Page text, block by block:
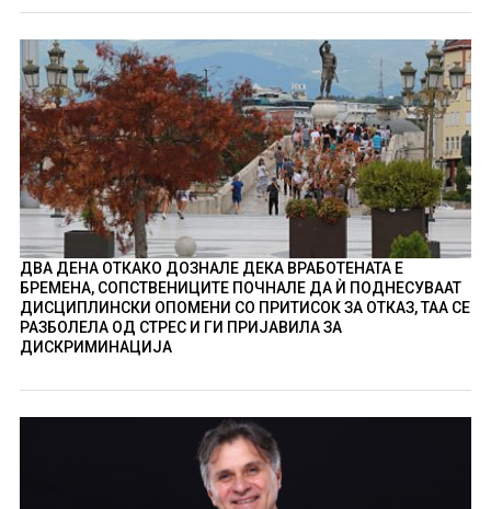
ДВА ДЕНА ОТКАКО ДОЗНАЛЕ ДЕКА ВРАБОТЕНАТА Е
БРЕМЕНА, СОПСТВЕНИЦИТЕ ПОЧНАЛЕ ДА Ѝ ПОДНЕСУВААТ
ДИСЦИПЛИНСКИ ОПОМЕНИ СО ПРИТИСОК ЗА ОТКАЗ, ТАА СЕ
РАЗБОЛЕЛА ОД СТРЕС И ГИ ПРИЈАВИЛА ЗА
ДИСКРИМИНАЦИЈА